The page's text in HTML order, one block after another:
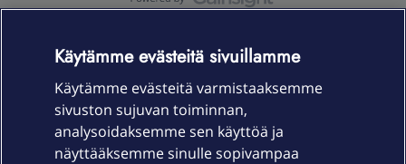
Laitteet & liittymät
Käytämme evästeitä sivuillamme
Käytämme evästeitä varmistaaksemme
sivuston sujuvan toiminnan,
analysoidaksemme sen käyttöä ja
näyttääksemme sinulle sopivampaa